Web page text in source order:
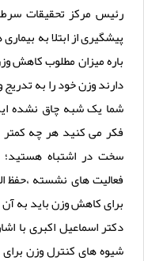
رئیس مرکز تحقیقات
پیشگیری از ابتلا به
باره میزان مطلوب کاهش
دارند وزن خود را به
شما یک شبه چاق نشده
فکر می کنید هر چه کمتر
سخت در اشتباه هستید؛
فعالیت های نشسته ،حفظ
برای کاهش وزن باید به آن
دکتر اسماعیل اکبری با
شیوه های کنترل وزن برای